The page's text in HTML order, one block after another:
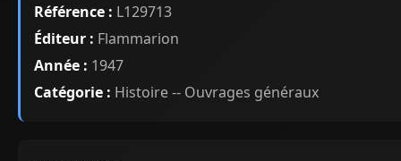
Référence : L129713
Éditeur : Flammarion
Année : 1947
Catégorie : Histoire -- Ouvrages généraux